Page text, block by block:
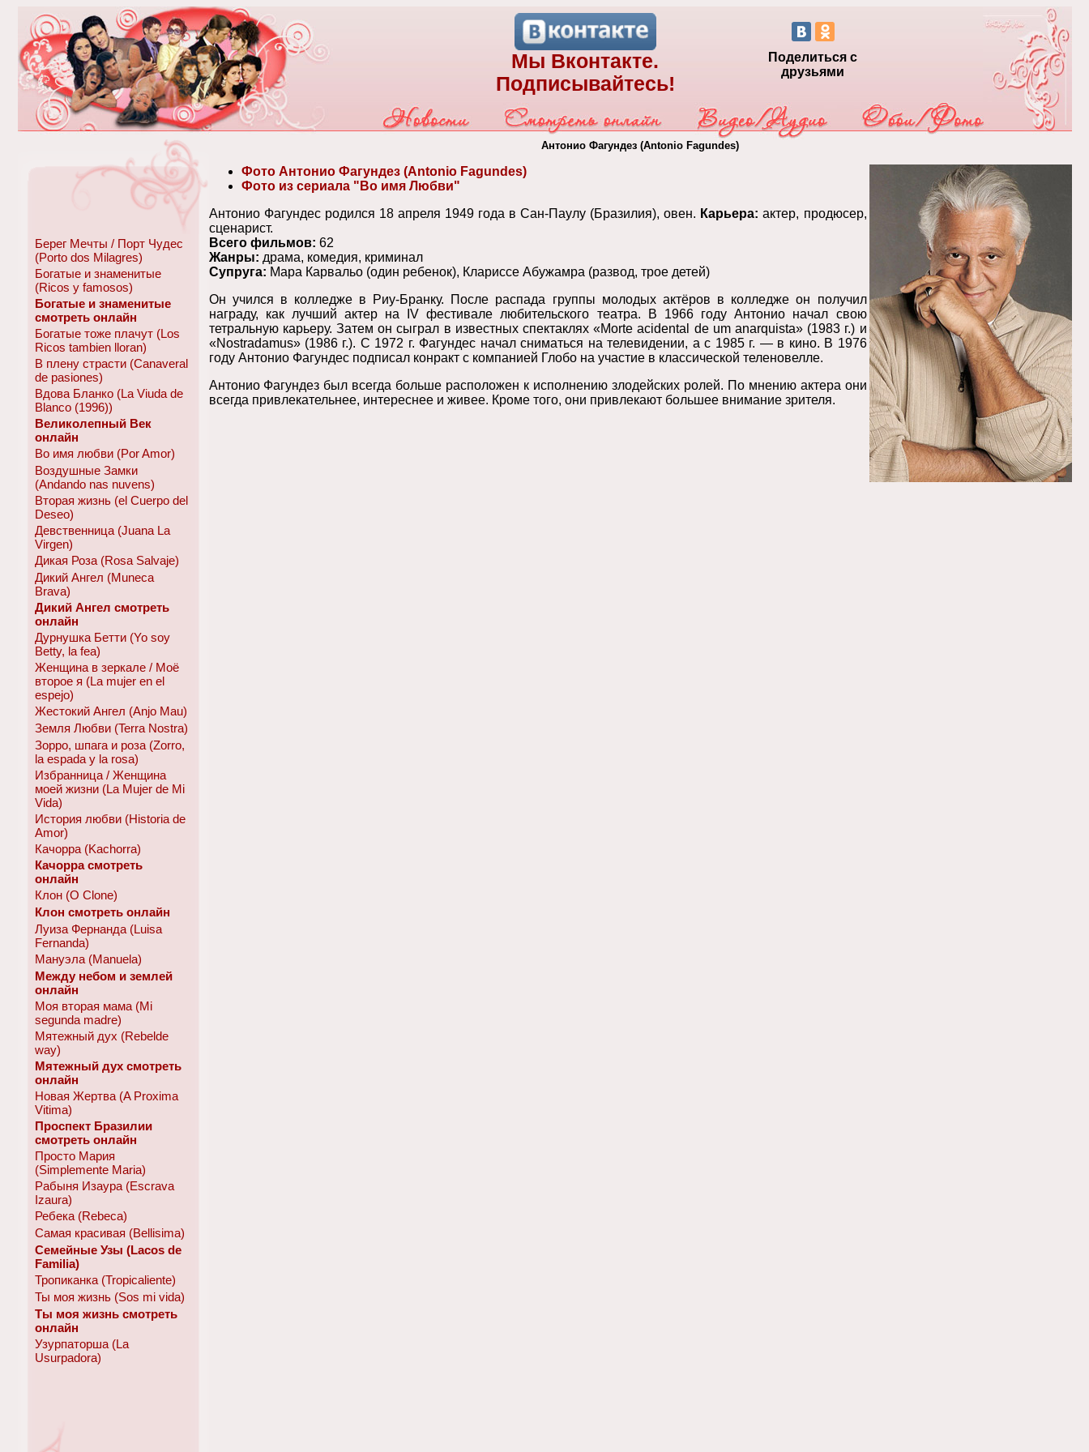
Мы Вконтакте.
Подписывайтесь!
Поделиться с
друзьями
Берег Мечты / Порт Чудес
(Porto dos Milagres)
Богатые и знаменитые
(Ricos y famosos)
Богатые и знаменитые
смотреть онлайн
Богатые тоже плачут (Los
Ricos tambien lloran)
В плену страсти (Canaveral
de pasiones)
Вдова Бланко (La Viuda de
Blanco (1996))
Великолепный Век
онлайн
Во имя любви (Por Amor)
Воздушные Замки
(Andando nas nuvens)
Вторая жизнь (el Cuerpo del
Deseo)
Девственница (Juana La
Virgen)
Дикая Роза (Rosa Salvaje)
Дикий Ангел (Muneca
Brava)
Дикий Ангел смотреть
онлайн
Дурнушка Бетти (Yo soy
Betty, la fea)
Женщина в зеркале / Моё
второе я (La mujer en el
espejo)
Жестокий Ангел (Anjo Mau)
Земля Любви (Terra Nostra)
Зорро, шпага и роза (Zorro,
la espada y la rosa)
Избранница / Женщина
моей жизни (La Mujer de Mi
Vida)
История любви (Historia de
Amor)
Качорра (Kachorra)
Качорра смотреть
онлайн
Клон (O Clone)
Клон смотреть онлайн
Луиза Фернанда (Luisa
Fernanda)
Мануэла (Manuela)
Между небом и землей
онлайн
Моя вторая мама (Mi
segunda madre)
Мятежный дух (Rebelde
way)
Мятежный дух смотреть
онлайн
Новая Жертва (A Proxima
Vitima)
Проспект Бразилии
смотреть онлайн
Просто Мария
(Simplemente Maria)
Рабыня Изаура (Escrava
Izaura)
Ребека (Rebeca)
Самая красивая (Bellisima)
Семейные Узы (Lacos de
Familia)
Тропиканка (Tropicaliente)
Ты моя жизнь (Sos mi vida)
Ты моя жизнь смотреть
онлайн
Узурпаторша (La
Usurpadora)
Антонио Фагундез (Antonio Fagundes)
Фото Антонио Фагундез (Antonio Fagundes)
Фото из сериала "Во имя Любви"
Антонио Фагундес родился 18 апреля 1949 года в Сан-Паулу (Бразилия), овен. Карьера: актер, продюсер,
сценарист.
Всего фильмов: 62
Жанры: драма, комедия, криминал
Супруга: Мара Карвальо (один ребенок), Клариссе Абужамра (развод, трое детей)
Он учился в колледже в Риу-Бранку. После распада группы молодых актёров в колледже он получил
награду, как лучший актер на IV фестивале любительского театра. В 1966 году Антонио начал свою
тетральную карьеру. Затем он сыграл в известных спектаклях «Morte acidental de um anarquista» (1983 г.) и
«Nostradamus» (1986 г.). С 1972 г. Фагундес начал сниматься на телевидении, а с 1985 г. — в кино. В 1976
году Антонио Фагундес подписал конракт с компанией Глобо на участие в классической теленовелле.
Антонио Фагундез был всегда больше расположен к исполнению злодейских ролей. По мнению актера они
всегда привлекательнее, интереснее и живее. Кроме того, они привлекают большее внимание зрителя.